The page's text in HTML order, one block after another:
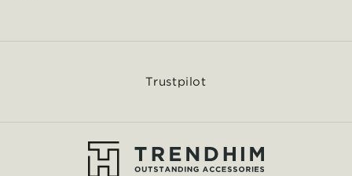
Trustpilot